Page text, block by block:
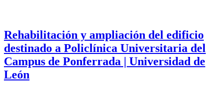
Rehabilitación y ampliación del edificio
destinado a Policlínica Universitaria del
Campus de Ponferrada | Universidad de
León